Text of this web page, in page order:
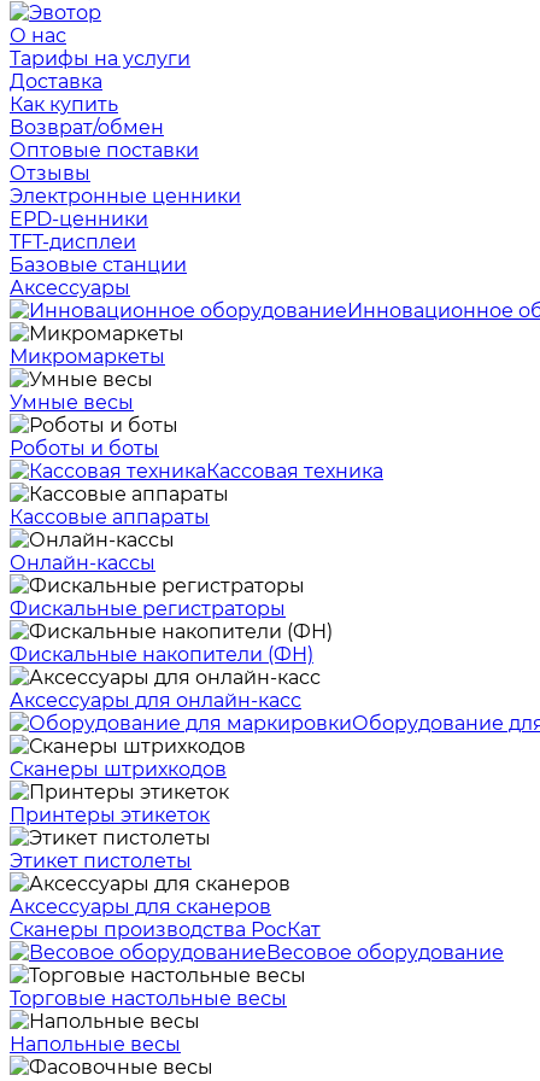
О нас
Тарифы на услуги
Доставка
Как купить
Возврат/обмен
Оптовые поставки
Отзывы
Электронные ценники
EPD-ценники
TFT-дисплеи
Базовые станции
Аксессуары
Инновационное
Микромаркеты
Умные весы
Роботы и боты
Кассовая техника
Кассовые аппараты
Онлайн-кассы
Фискальные регистраторы
Фискальные накопители (ФН)
Аксессуары для онлайн-касс
Оборудование
Сканеры штрихкодов
Принтеры этикеток
Этикет пистолеты
Аксессуары для сканеров
Сканеры производства РосКат
Весовое оборудование
Торговые настольные весы
Напольные весы